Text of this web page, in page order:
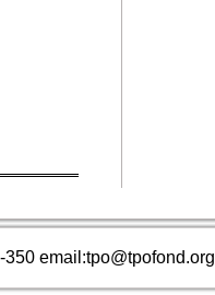
email:tpo@tpofond.org